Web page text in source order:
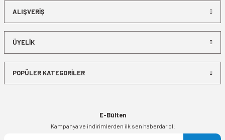
ALIŞVERİŞ
ÜYELİK
POPÜLER KATEGORİLER
E-Bülten
Kampanya ve indirimlerden ilk sen haberdar ol!